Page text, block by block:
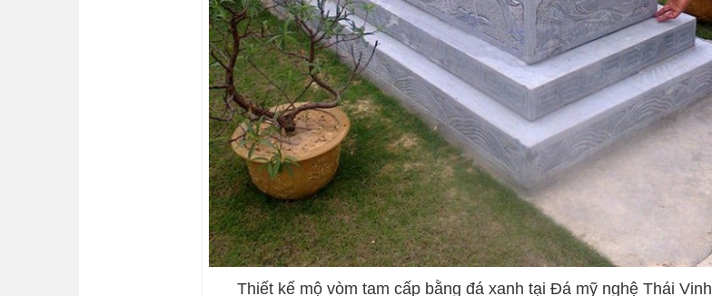
Thiết kế mộ vòm tam cấp bằng đá xanh tại Đá mỹ nghệ Thái Vinh